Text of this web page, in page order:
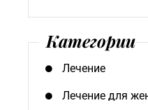
Категории
Лечение
Лечение для